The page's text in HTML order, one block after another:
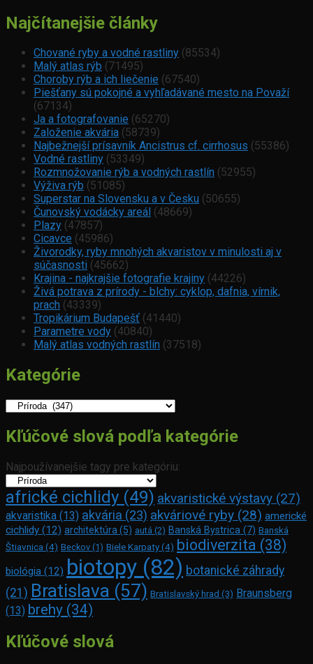
Najčítanejšie články
Chované ryby a vodné rastliny (85534)
Malý atlas rýb (71495)
Choroby rýb a ich liečenie (67540)
Piešťany sú pokojné a vyhľadávané mesto na Považí
(67134)
Ja a fotografovanie (65270)
Založenie akvária (58739)
Najbežnejší prísavník Ancistrus cf. cirrhosus (55386)
Vodné rastliny (53349)
Rozmnožovanie rýb a vodných rastlín (52955)
Výživa rýb (51085)
Superstar na Slovensku a v Česku (50655)
Čunovský vodácky areál (48669)
Plazy (47857)
Cicavce (45986)
Živorodky, ryby mnohých akvaristov v minulosti aj v
súčasnosti (45662)
Krajina - najkrajšie fotografie krajiny (44226)
Živá potrava z prírody - blchy: cyklop, dafnia, vírnik,
prach (43339)
Tropikárium Budapešť (41440)
Parametre vody (40840)
Malý atlas vodných rastlín (37518)
Kategórie
Kategórie
Kľúčové slová podľa kategórie
Najpoužívanejšie tagy pre kategóriu:
africké cichlidy (49) akvaristické výstavy (27)
akvaristika (13) akvária (23) akváriové ryby (28) americké
cichlidy (12) architektúra (5) autá (2) Banská Bystrica (7) Banská
Štiavnica (4) Beckov (1) Biele Karpaty (4) biodiverzita (38)
biológia (12) biotopy (82) botanické záhrady
(21) Bratislava (57) Bratislavský hrad (3) Braunsberg
(13) brehy (34)
Kľúčové slová